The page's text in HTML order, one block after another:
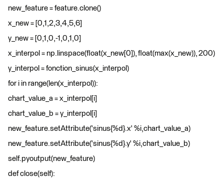
new_feature = feature.clone()
x_new = [0,1,2,3,4,5,6]
y_new = [0,1,0,-1,0,1,0]
x_interpol = np.linspace(float(x_new[0]), float(max(x_new)), 200)
y_interpol = fonction_sinus(x_interpol)
for i in range(len(x_interpol)):
chart_value_a = x_interpol[i]
chart_value_b = y_interpol[i]
new_feature.setAttribute('sinus{%d}.x' %i,chart_value_a)
new_feature.setAttribute('sinus{%d}.y' %i,chart_value_b)
self.pyoutput(new_feature)
def close(self):